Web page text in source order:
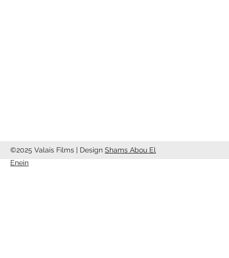
©2025 Valais Films | Design Shams Abou El
Enein